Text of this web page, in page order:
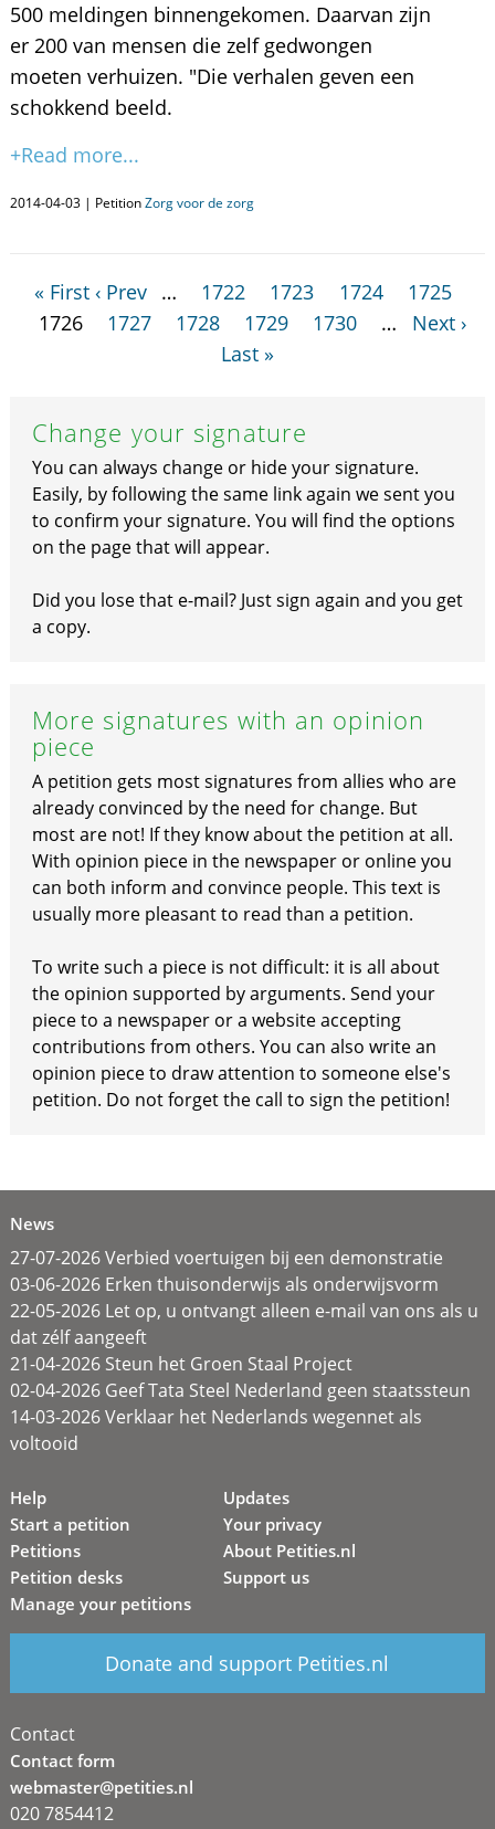
500 meldingen binnengekomen. Daarvan zijn
er 200 van mensen die zelf gedwongen
moeten verhuizen. "Die verhalen geven een
schokkend beeld.
+Read more...
2014-04-03 | PetitionZorg voor de zorg
« First ‹ Prev … 1722 1723 1724
1725
1726
1727 1728 1729 1730 …
Next ›
Last »
Change your signature
You can always change or hide your signature.
Easily, by following the same link again we sent you
to confirm your signature. You will find the options
on the page that will appear.
Did you lose that e-mail? Just sign again and you get
a copy.
More signatures with an opinion
piece
A petition gets most signatures from allies who are
already convinced by the need for change. But
most are not! If they know about the petition at all.
With opinion piece in the newspaper or online you
can both inform and convince people. This text is
usually more pleasant to read than a petition.
To write such a piece is not difficult: it is all about
the opinion supported by arguments. Send your
piece to a newspaper or a website accepting
contributions from others. You can also write an
opinion piece to draw attention to someone else's
petition. Do not forget the call to sign the petition!
News
27-07-2026 Verbied voertuigen bij een demonstratie
03-06-2026 Erken thuisonderwijs als onderwijsvorm
22-05-2026 Let op, u ontvangt alleen e-mail van ons als u
dat zélf aangeeft
21-04-2026 Steun het Groen Staal Project
02-04-2026 Geef Tata Steel Nederland geen staatssteun
14-03-2026 Verklaar het Nederlands wegennet als
voltooid
Help
Start a petition
Petitions
Petition desks
Manage your petitions
Updates
Your privacy
About Petities.nl
Support us
Donate and support Petities.nl
Contact
Contact form
webmaster@petities.nl
020 7854412